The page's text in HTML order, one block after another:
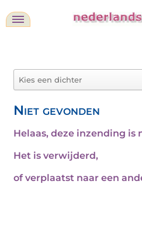
Niet gevonden
Helaas, deze inzending is
Het is verwijderd,
of verplaatst naar een